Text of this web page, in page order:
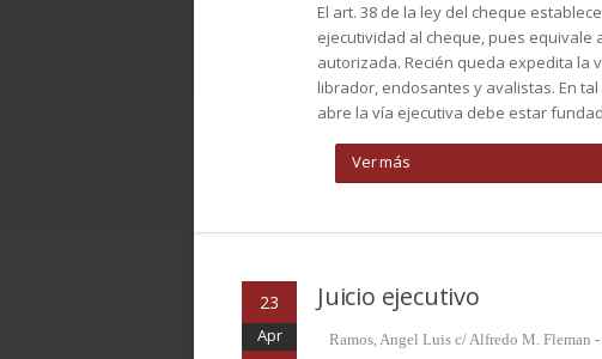
El art. 38 de la ley del cheque
ejecutividad al cheque, pues
autorizada. Recién queda expedita la
librador, endosantes y avalistas. En
abre la vía ejecutiva debe estar
Ver más
23
Apr
Juicio ejecutivo
Ramos, Angel Luis c/ Alfredo M. Fleman -